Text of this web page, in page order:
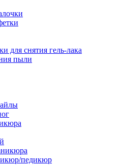
для снятия гель-лака
пыли
педикюр